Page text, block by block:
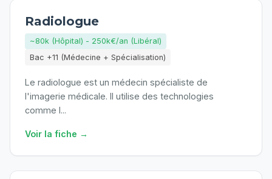
Radiologue
~80k (Hôpital) - 250k€/an (Libéral)
Bac +11 (Médecine + Spécialisation)
Le radiologue est un médecin spécialiste de
l'imagerie médicale. Il utilise des technologies
comme l...
Voir la fiche →